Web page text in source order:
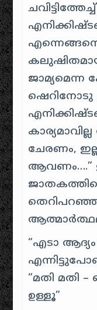
ഷെറിനോടു
ചേരണം,
“എടാ
“മതി മതി
ഉള്ളൂ”